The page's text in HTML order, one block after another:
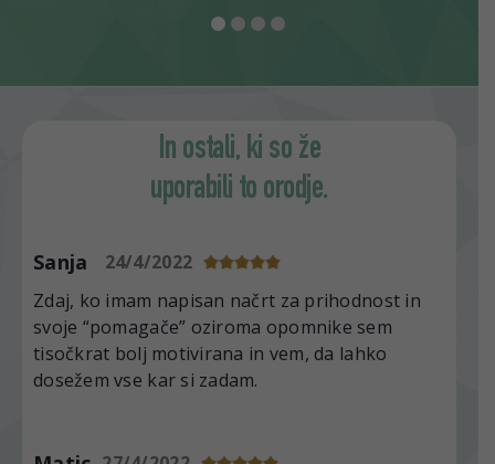
In ostali, ki so že
uporabili to orodje.
Sanja
24/4/2022
Zdaj, ko imam napisan načrt za prihodnost in
svoje “pomagače” oziroma opomnike sem
tisočkrat bolj motivirana in vem, da lahko
dosežem vse kar si zadam.